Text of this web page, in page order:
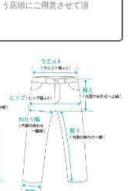
店頭にご用意させて頂